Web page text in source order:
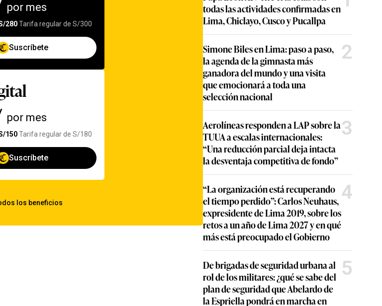
todas las actividades confirmadas en
Lima, Chiclayo, Cusco y Pucallpa
Simone Biles en Lima: paso a paso,
la agenda de la gimnasta más
ganadora del mundo y una visita
que emocionará a toda una
selección nacional
2
Aerolíneas responden a LAP sobre la
TUUA a escalas internacionales:
“Una reducción parcial deja intacta
la desventaja competitiva de fondo”
3
“La organización está recuperando
el tiempo perdido”: Carlos Neuhaus,
expresidente de Lima 2019, sobre los
retos a un año de Lima 2027 y en qué
más está preocupado el Gobierno
4
De brigadas de seguridad urbana al
rol de los militares: ¿qué se sabe del
plan de seguridad que Abelardo de
la Espriella pondrá en marcha en
5